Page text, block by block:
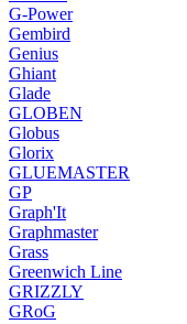
G-Power
Gembird
Genius
Ghiant
Glade
GLOBEN
Globus
Glorix
GLUEMASTER
GP
Graph'It
Graphmaster
Grass
Greenwich Line
GRIZZLY
GRoG